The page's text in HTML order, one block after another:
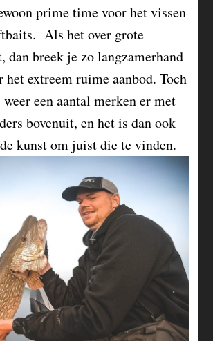
prime time voor het vissen
Als het over grote
dan breek je zo langzamerhand
het extreem ruime aanbod. Toch
weer een aantal merken er met
bovenuit, en het is dan ook
kunst om juist die te vinden.